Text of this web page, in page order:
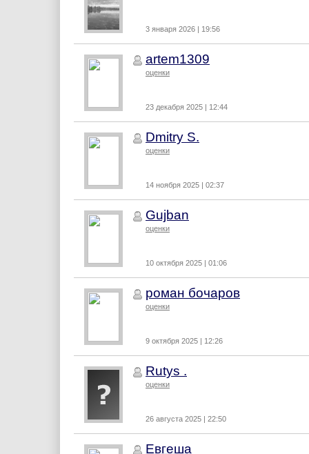
3 января 2026 | 19:56
artem1309
оценки
23 декабря 2025 | 12:44
Dmitry S.
оценки
14 ноября 2025 | 02:37
Gujban
оценки
10 октября 2025 | 01:06
роман бочаров
оценки
9 октября 2025 | 12:26
Rutys .
оценки
26 августа 2025 | 22:50
Евгеша